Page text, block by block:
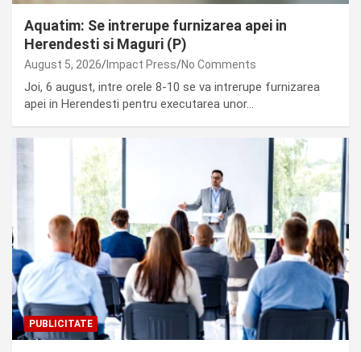
Aquatim: Se intrerupe furnizarea apei in
Herendesti si Maguri (P)
August 5, 2026 Impact Press No Comments
Joi, 6 august, intre orele 8-10 se va intrerupe furnizarea
apei in Herendesti pentru executarea unor…
PUBLICITATE